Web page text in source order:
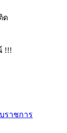
ด
!!!
ราชการ